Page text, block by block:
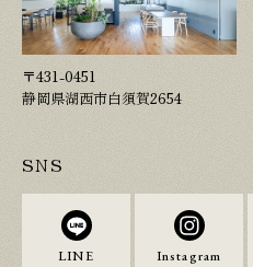
〒431-0451
静岡県湖西市白須賀2654
SNS
LINE Instagram